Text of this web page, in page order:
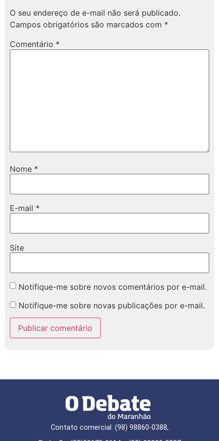
O seu endereço de e-mail não será publicado.
Campos obrigatórios são marcados com *
Comentário *
Nome *
E-mail *
Site
Notifique-me sobre novos comentários por e-mail.
Notifique-me sobre novas publicações por e-mail.
Contato comercial: (98) 98860-0388,